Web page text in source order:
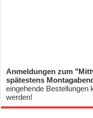
Anmeldungen zum
spätestens
eingehende Bestellungen
werden!